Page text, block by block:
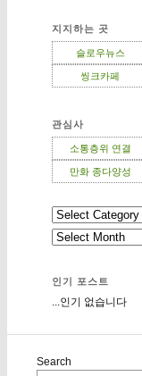
지지하는 곳
슬로우뉴스
씽크카페
관심사
소통층위 연결
만화 종다양성
인기 포스트
...인기 없습니다
Search